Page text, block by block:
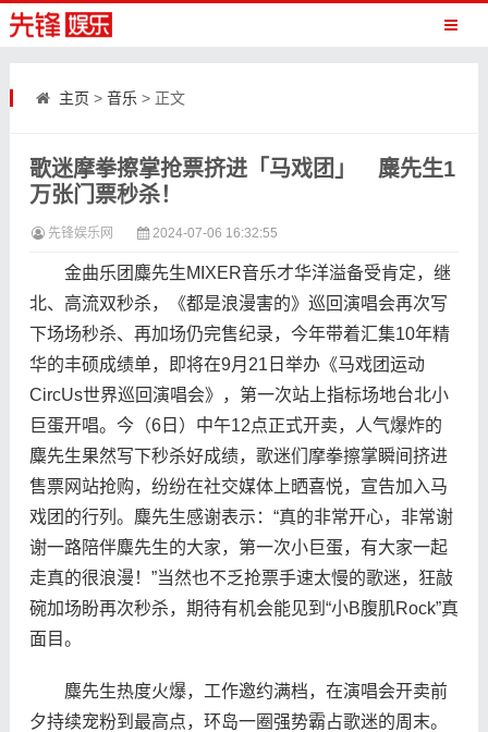
主页 > 音乐 > 正文
歌迷摩拳擦掌抢票挤进「马戏团」 麋先生1
万张门票秒杀！
先锋娱乐网 2024-07-06 16:32:55
金曲乐团麋先生MIXER音乐才华洋溢备受肯定，继
北、高流双秒杀，《都是浪漫害的》巡回演唱会再次写
下场场秒杀、再加场仍完售纪录，今年带着汇集10年精
华的丰硕成绩单，即将在9月21日举办《马戏团运动
CircUs世界巡回演唱会》，第一次站上指标场地台北小
巨蛋开唱。今（6日）中午12点正式开卖，人气爆炸的
麋先生果然写下秒杀好成绩，歌迷们摩拳擦掌瞬间挤进
售票网站抢购，纷纷在社交媒体上晒喜悦，宣告加入马
戏团的行列。麋先生感谢表示：“真的非常开心，非常谢
谢一路陪伴麋先生的大家，第一次小巨蛋，有大家一起
走真的很浪漫！”当然也不乏抢票手速太慢的歌迷，狂敲
碗加场盼再次秒杀，期待有机会能见到“小B腹肌Rock”真
面目。
麋先生热度火爆，工作邀约满档，在演唱会开卖前
夕持续宠粉到最高点，环岛一圈强势霸占歌迷的周末。